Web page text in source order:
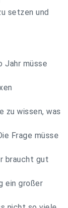
setzen und
Jahr müsse
zu wissen, was
Frage müsse
braucht gut
ein großer